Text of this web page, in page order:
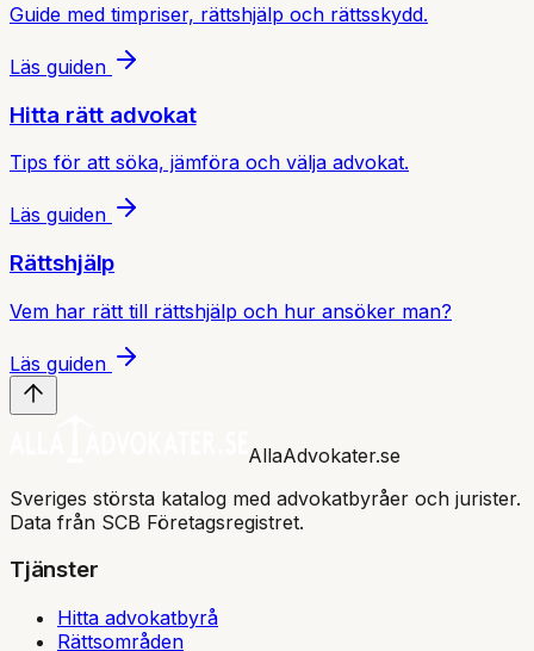
Guide med timpriser, rättshjälp och rättsskydd.
Läs guiden
Hitta rätt advokat
Tips för att söka, jämföra och välja advokat.
Läs guiden
Rättshjälp
Vem har rätt till rättshjälp och hur ansöker man?
Läs guiden
AllaAdvokater.se
Sveriges största katalog med advokatbyråer och jurister.
Data från SCB Företagsregistret.
Tjänster
Hitta advokatbyrå
Rättsområden